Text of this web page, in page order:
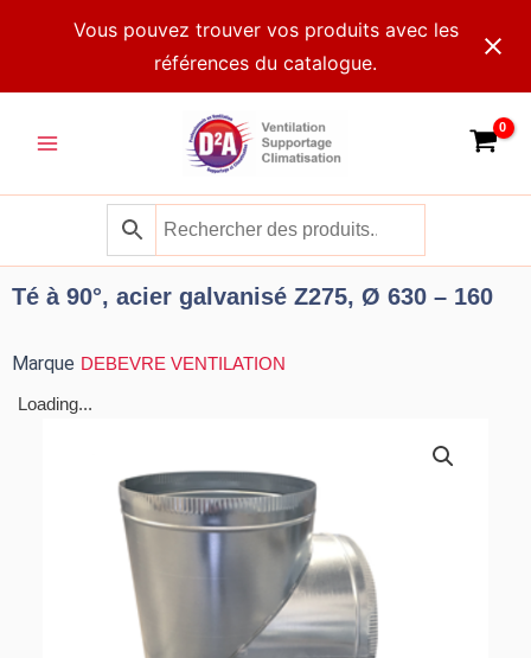
Vous pouvez trouver vos produits avec les
références du catalogue.
Menu
Té à 90°, acier galvanisé Z275, Ø 630 – 160
Marque DEBEVRE VENTILATION
Loading...